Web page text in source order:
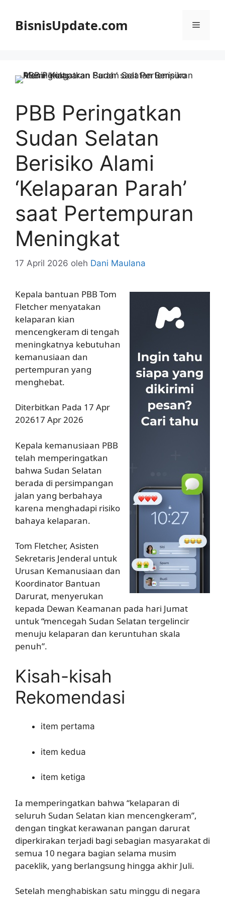
BisnisUpdate.com Menu
PBB Peringatkan
Sudan Selatan
Berisiko Alami
‘Kelaparan Parah’
saat Pertempuran
Meningkat
17 April 2026 oleh Dani Maulana
Kepala bantuan PBB Tom
Fletcher menyatakan
kelaparan kian
mencengkeram di tengah
meningkatnya kebutuhan
kemanusiaan dan
pertempuran yang
menghebat.
Diterbitkan Pada 17 Apr
202617 Apr 2026
Kepala kemanusiaan PBB
telah memperingatkan
bahwa Sudan Selatan
berada di persimpangan
jalan yang berbahaya
karena menghadapi risiko
bahaya kelaparan.
Tom Fletcher, Asisten
Sekretaris Jenderal untuk
Urusan Kemanusiaan dan
Koordinator Bantuan
Darurat, menyerukan
kepada Dewan Keamanan pada hari Jumat
untuk “mencegah Sudan Selatan tergelincir
menuju kelaparan dan keruntuhan skala
penuh”.
Kisah-kisah
Rekomendasi
item pertama
item kedua
item ketiga
Ia memperingatkan bahwa “kelaparan di
seluruh Sudan Selatan kian mencengkeram”,
dengan tingkat kerawanan pangan darurat
diperkirakan terjadi bagi sebagian masyarakat di
semua 10 negara bagian selama musim
paceklik, yang berlangsung hingga akhir Juli.
Setelah menghabiskan satu minggu di negara